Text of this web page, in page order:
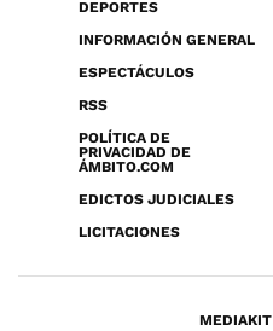
DEPORTES
INFORMACIÓN GENERAL
ESPECTÁCULOS
RSS
POLÍTICA DE
PRIVACIDAD DE
ÁMBITO.COM
EDICTOS JUDICIALES
LICITACIONES
MEDIAKIT